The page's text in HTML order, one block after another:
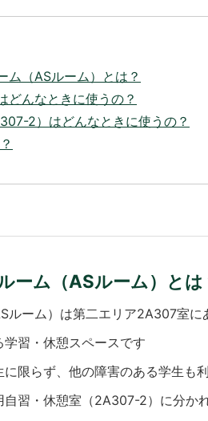
ム（ASルーム）とは？
どんなときに使うの？
2）はどんなときに使うの？
ーム（ASルーム）とは
ルーム）は第二エリア2A307室に
習・休憩スペースです
限らず、他の障害のある学生も
習・休憩室（2A307-2）に分か